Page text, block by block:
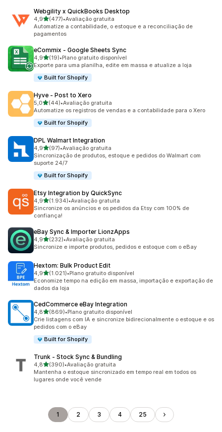
Webgility x QuickBooks Desktop
4,9de 5 estrelas
(477)
477 avaliações ao todo
•Avaliação gratuita
Automatize a contabilidade, o estoque e a reconciliação de
pagamentos
eCommix ‑ Google Sheets Sync
4,9de 5 estrelas
(19)
19 avaliações ao todo
•Plano gratuito disponível
Exporte para uma planilha, edite em massa e atualize a loja
Built for Shopify
Hyve ‑ Post to Xero
5,0de 5 estrelas
(44)
44 avaliações ao todo
•Avaliação gratuita
Automatize os registros de vendas e a contabilidade para o Xero
Built for Shopify
DPL Walmart Integration
4,9de 5 estrelas
(97)
97 avaliações ao todo
•Avaliação gratuita
Sincronização de produtos, estoque e pedidos do Walmart com
suporte 24/7
Built for Shopify
Etsy Integration by QuickSync
4,9de 5 estrelas
(1.934)
1934 avaliações ao todo
•Avaliação gratuita
Sincronize os anúncios e os pedidos da Etsy com 100% de
confiança!
eBay Sync & Importer LionzApps
4,9de 5 estrelas
(232)
232 avaliações ao todo
•Avaliação gratuita
Sincronize e importe produtos, pedidos e estoque com o eBay
Hextom: Bulk Product Edit
4,9de 5 estrelas
(1.021)
1021 avaliações ao todo
•Plano gratuito disponível
Economize tempo na edição em massa, importação e exportação de
dados da loja
CedCommerce eBay Integration
4,8de 5 estrelas
(869)
869 avaliações ao todo
•Plano gratuito disponível
Crie listagens com IA e sincronize bidirecionalmente o estoque e os
pedidos com o eBay
Built for Shopify
Trunk ‑ Stock Sync & Bundling
4,8de 5 estrelas
(390)
390 avaliações ao todo
•Avaliação gratuita
Mantenha o estoque sincronizado em tempo real em todos os
lugares onde você vende
1 2 3 4 25